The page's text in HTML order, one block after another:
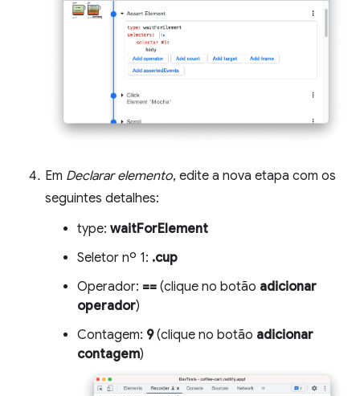
Em Declarar elemento, edite a nova etapa com os
seguintes detalhes:
type: waitForElement
Seletor nº 1: .cup
Operador: == (clique no botão adicionar
operador)
Contagem: 9(clique no botão adicionar
contagem)